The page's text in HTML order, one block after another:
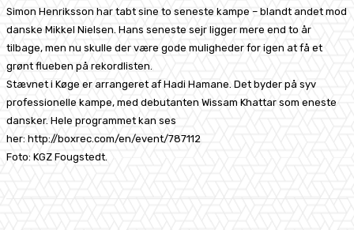
Simon Henriksson har tabt sine to seneste kampe – blandt andet mod
danske Mikkel Nielsen. Hans seneste sejr ligger mere end to år
tilbage, men nu skulle der være gode muligheder for igen at få et
grønt flueben på rekordlisten.
Stævnet i Køge er arrangeret af Hadi Hamane. Det byder på syv
professionelle kampe, med debutanten Wissam Khattar som eneste
dansker. Hele programmet kan ses
her: http://boxrec.com/en/event/787112
Foto: KGZ Fougstedt.